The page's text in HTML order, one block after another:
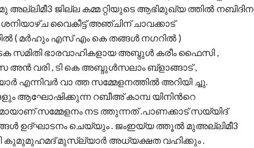
ജില്ല കമ്മ റ്റിയുടെ ആഭിമുഖ്യ ത്തില്‍ നബിദിന
ശനിയാഴ്ച വൈകീട്ട് അഞ്ചിന് ചാവക്കാട്
( മര്‍ഹും എസ് എം കെ തങ്ങള്‍ നഗറില്‍ )
സമിതി ഭാരവാഹികളായ അബ്ദുള്‍ കരീം ഫൈസി ,
വരി , ടി കെ അബ്ദുള്‍സലാം ബ്ളാങ്ങാട് ,
എന്നിവര്‍ വാ ത്ത സമ്മേളനത്തില്‍ അറിയി ച്ചു.
ആഘോഷിക്കുന്ന റബീഅ് കാമ്പ യിനിന്‍റെ
സമ്മേളനം നട ത്തുന്നത് .പാണക്കാട് സയ്യിദ്
ഉദ്ഘാടനം ചെയ്യും . ജംഇയ്യ ത്തൂല്‍ മുഅല്ലിമീ3
കുമുമുഹമദ് മുസ്ല്യാര്‍ അധ്യക്ഷത വഹിക്കും .